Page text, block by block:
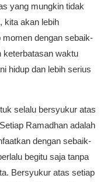
yang mungkin tidak
kita akan lebih
dengan sebaik-
keterbatasan waktu
hidup dan lebih serius
selalu bersyukur atas
Ramadhan adalah
dengan sebaik-
begitu saja tanpa
Bersyukur atas setiap